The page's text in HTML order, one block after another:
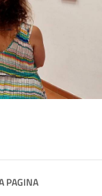
PAGINA